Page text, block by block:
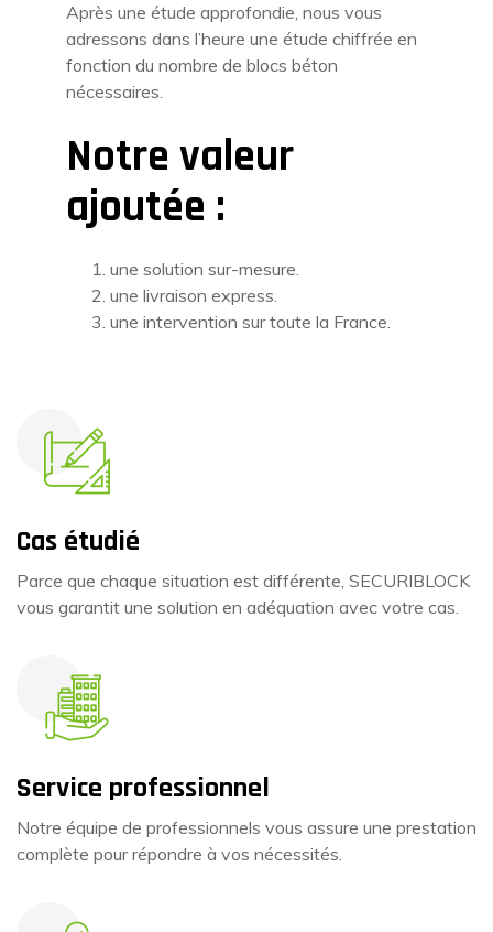
Après une étude approfondie, nous vous
adressons dans l’heure une étude chiffrée en
fonction du nombre de blocs béton
nécessaires.
Notre valeur
ajoutée :
une solution sur-mesure.
une livraison express.
une intervention sur toute la France.
Cas étudié
Parce que chaque situation est différente, SECURIBLOCK
vous garantit une solution en adéquation avec votre cas.
Service professionnel
Notre équipe de professionnels vous assure une prestation
complète pour répondre à vos nécessités.